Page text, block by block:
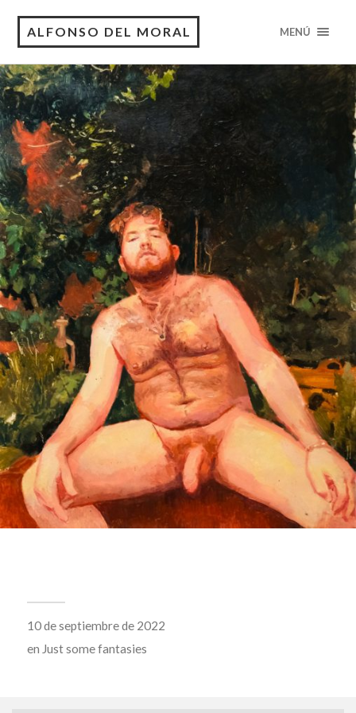
ALFONSO DEL MORAL MENÚ
10 de septiembre de 2022
en Just some fantasies